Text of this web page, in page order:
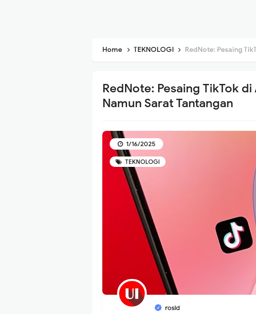
Home TEKNOLOGI RedNote: Pesaing
RedNote: Pesaing TikTok
Namun Sarat Tantangan
TEKNOLOGI
rosid
1/16/2025